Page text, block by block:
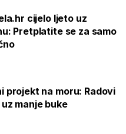
cijelo ljeto uz
Pretplatite se za samo
projekt na moru: Radovi
manje buke